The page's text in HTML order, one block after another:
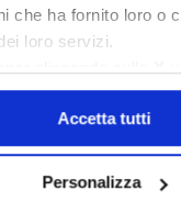
che ha fornito loro o
loro servizi.
Accetta tutti
Personalizza
e Banche dati